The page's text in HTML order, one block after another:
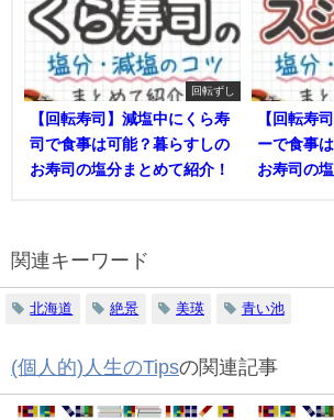
回転ずし
【回転寿司】減塩中にくら寿
司で食事は可能？暮らすしの
お寿司の塩分まとめて紹介！
【回転寿
ーで食事
お寿司の
関連キーワード
北海道 絶景 美瑛 青い池
(個人的)人生のTipsの関連記事